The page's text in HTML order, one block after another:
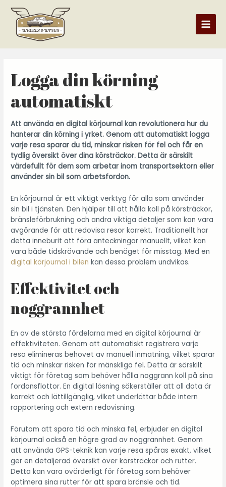
Logga din körning
automatiskt
Att använda en digital körjournal kan revolutionera hur du
hanterar din körning i yrket. Genom att automatiskt logga
varje resa sparar du tid, minskar risken för fel och får en
tydlig översikt över dina körsträckor. Detta är särskilt
värdefullt för dem som arbetar inom transportsektorn eller
använder sin bil som arbetsfordon.
En körjournal är ett viktigt verktyg för alla som använder
sin bil i tjänsten. Den hjälper till att hålla koll på körsträckor,
bränsleförbrukning och andra viktiga detaljer som kan vara
avgörande för att redovisa resor korrekt. Traditionellt har
detta inneburit att föra anteckningar manuellt, vilket kan
vara både tidskrävande och benäget för misstag. Med en
digital körjournal i bilen kan dessa problem undvikas.
Effektivitet och
noggrannhet
En av de största fördelarna med en digital körjournal är
effektiviteten. Genom att automatiskt registrera varje
resa elimineras behovet av manuell inmatning, vilket sparar
tid och minskar risken för mänskliga fel. Detta är särskilt
viktigt för företag som behöver hålla noggrann koll på sina
fordonsflottor. En digital lösning säkerställer att all data är
korrekt och lättillgänglig, vilket underlättar både intern
rapportering och extern redovisning.
Förutom att spara tid och minska fel, erbjuder en digital
körjournal också en högre grad av noggrannhet. Genom
att använda GPS-teknik kan varje resa spåras exakt, vilket
ger en detaljerad översikt över körsträckor och rutter.
Detta kan vara ovärderligt för företag som behöver
optimera sina rutter för att spara bränsle och tid.